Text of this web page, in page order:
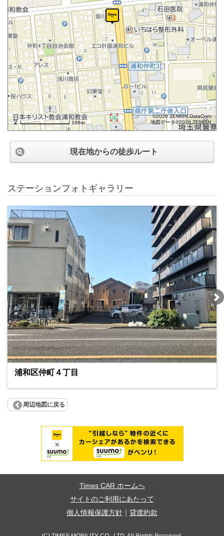
100m
©2026 ZENRIN DataCom
地図データ©2026 ZENRIN
現在地からの徒歩ルート
ステーションフォトギャラリー
浦和区仲町４丁目
周辺地図に戻る
Times CAR ホームへ
サイトのご利用にあたって
個人情報保護方針
貸渡約款